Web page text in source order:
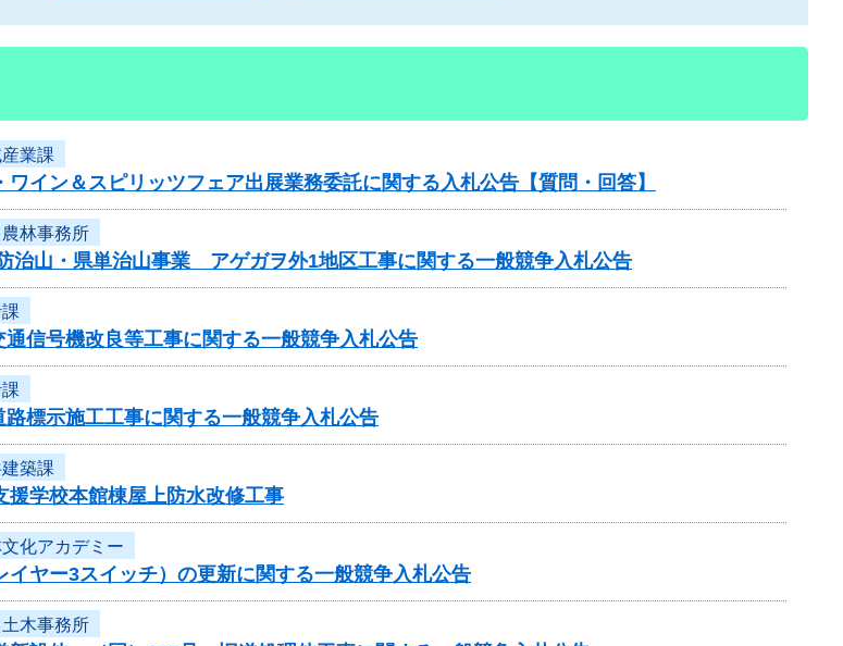
業課
イン＆スピリッツフェア出展業務委託に関する入札公告【質問・回答】
林事務所
治山・県単治山事業 アゲガヲ外1地区工事に関する一般競争入札公告
通信号機改良等工事に関する一般競争入札公告
路標示施工工事に関する一般競争入札公告
築課
援学校本館棟屋上防水改修工事
化アカデミー
イヤー3スイッチ）の更新に関する一般競争入札公告
木事務所